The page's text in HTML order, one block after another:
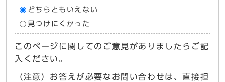
どちらともいえない
見つけにくかった
このページに関してのご意見がありましたらご記
入ください。
（注意）お答えが必要なお問い合わせは、直接担